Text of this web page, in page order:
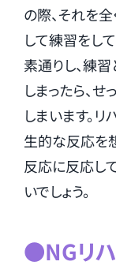
の際、それを
して練習をし
素通りし、練
しまったら、
しまいます。
生的な反応を
反応に反応し
いでしょう。
●NGリ